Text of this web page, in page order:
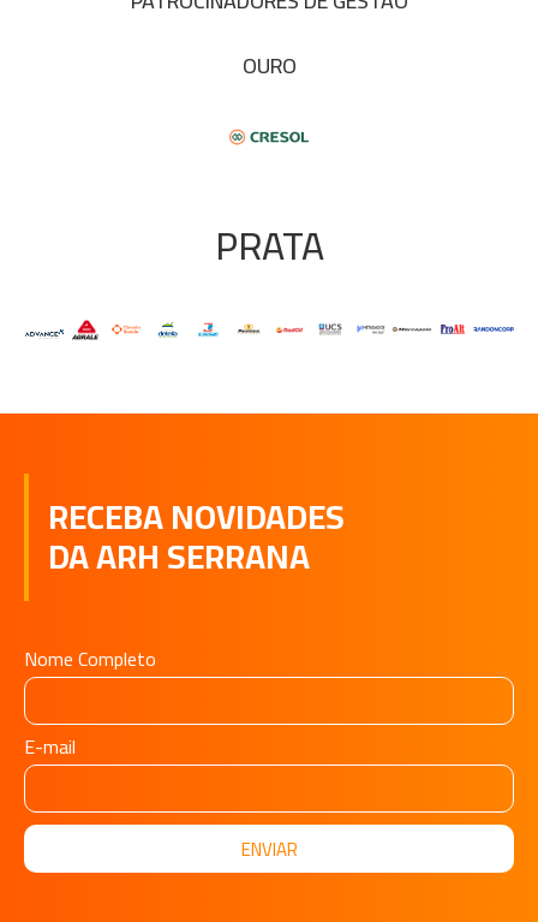
OURO
PRATA
RECEBA NOVIDADES
DA ARH SERRANA
Nome Completo
E-mail
ENVIAR